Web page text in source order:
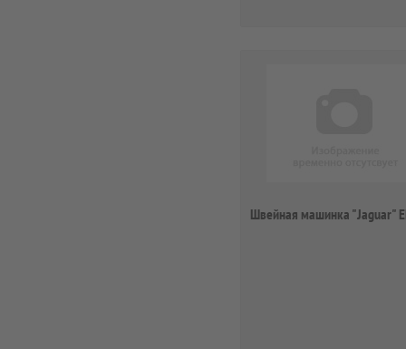
Швейная машинка "Jaguar"